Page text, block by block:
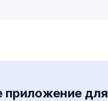
приложение для